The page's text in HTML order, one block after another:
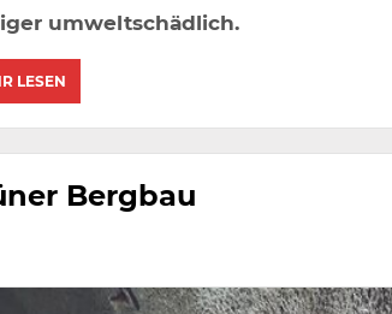
umweltschädlich.
LESEN
Bergbau